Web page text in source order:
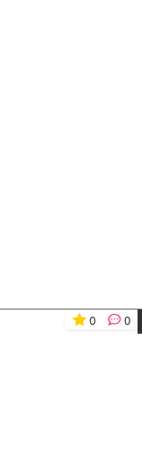
0 0